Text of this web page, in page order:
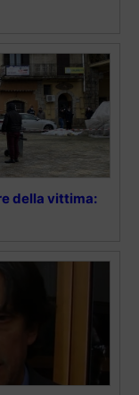
della vittima: